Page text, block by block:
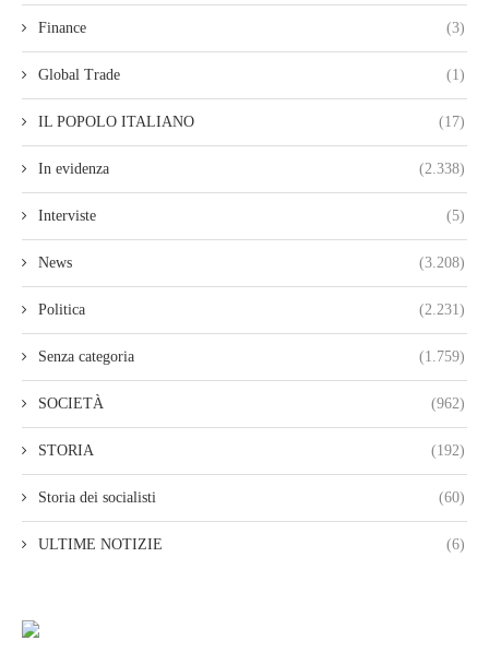
Finance (3)
Global Trade (1)
IL POPOLO ITALIANO (17)
In evidenza (2.338)
Interviste (5)
News (3.208)
Politica (2.231)
Senza categoria (1.759)
SOCIETÀ (962)
STORIA (192)
Storia dei socialisti (60)
ULTIME NOTIZIE (6)